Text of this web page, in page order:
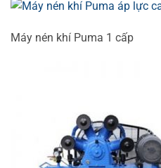
Máy nén khí Puma 1 cấp